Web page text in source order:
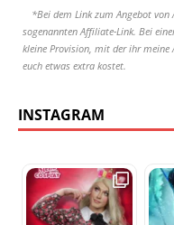
*Bei dem Link zum Angebot
sogenannten Affiliate-Link. Bei
kleine Provision, mit der ihr meine
euch etwas extra kostet.
INSTAGRAM